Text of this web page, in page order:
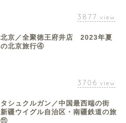
3877 view
北京／全聚徳王府井店 2023年夏
の北京旅行④
3706 view
タシュクルガン／中国最西端の街
新疆ウイグル自治区・南疆鉄道の旅
⑪